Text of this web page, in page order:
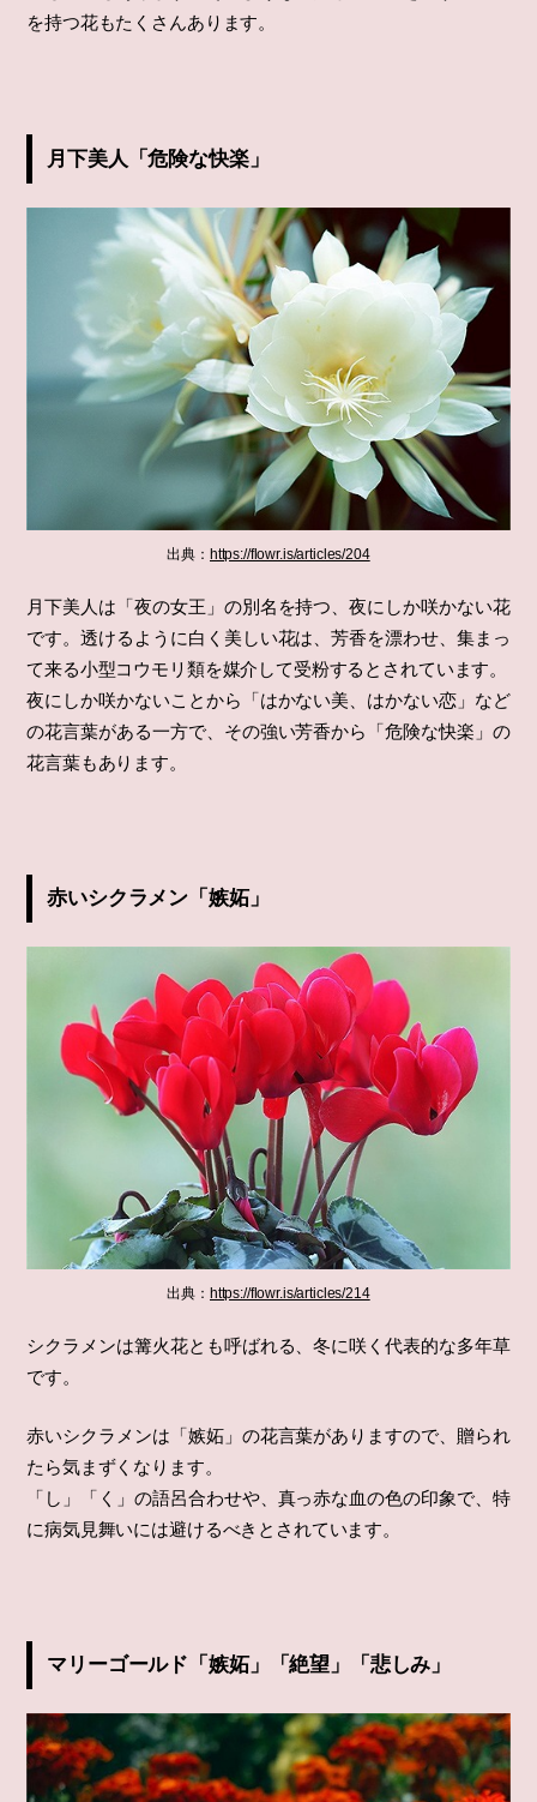
を持つ花もたくさんあります。
月下美人「危険な快楽」
出典： https://flowr.is/articles/204
月下美人は「夜の女王」の別名を持つ、夜にしか咲かない花
です。透けるように白く美しい花は、芳香を漂わせ、集まっ
て来る小型コウモリ類を媒介して受粉するとされています。
夜にしか咲かないことから「はかない美、はかない恋」など
の花言葉がある一方で、その強い芳香から「危険な快楽」の
花言葉もあります。
赤いシクラメン「嫉妬」
出典： https://flowr.is/articles/214
シクラメンは篝火花とも呼ばれる、冬に咲く代表的な多年草
です。
赤いシクラメンは「嫉妬」の花言葉がありますので、贈られ
たら気まずくなります。
「し」「く」の語呂合わせや、真っ赤な血の色の印象で、特
に病気見舞いには避けるべきとされています。
マリーゴールド「嫉妬」「絶望」「悲しみ」